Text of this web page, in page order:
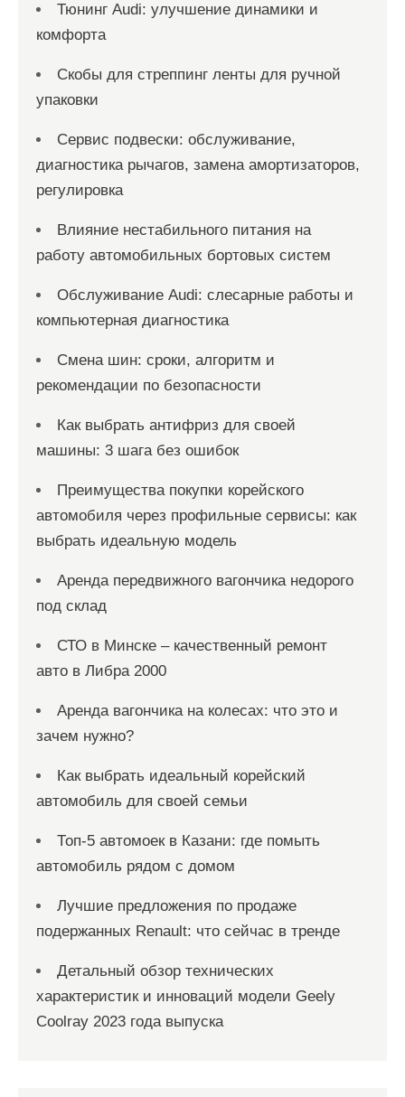
Тюнинг Audi: улучшение динамики и
комфорта
Скобы для стреппинг ленты для ручной
упаковки
Сервис подвески: обслуживание,
диагностика рычагов, замена амортизаторов,
регулировка
Влияние нестабильного питания на
работу автомобильных бортовых систем
Обслуживание Audi: слесарные работы и
компьютерная диагностика
Смена шин: сроки, алгоритм и
рекомендации по безопасности
Как выбрать антифриз для своей
машины: 3 шага без ошибок
Преимущества покупки корейского
автомобиля через профильные сервисы: как
выбрать идеальную модель
Аренда передвижного вагончика недорого
под склад
СТО в Минске – качественный ремонт
авто в Либра 2000
Аренда вагончика на колесах: что это и
зачем нужно?
Как выбрать идеальный корейский
автомобиль для своей семьи
Топ-5 автомоек в Казани: где помыть
автомобиль рядом с домом
Лучшие предложения по продаже
подержанных Renault: что сейчас в тренде
Детальный обзор технических
характеристик и инноваций модели Geely
Coolray 2023 года выпуска